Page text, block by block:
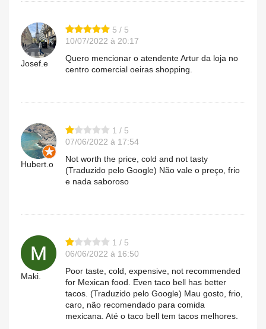
Josef.e
5 / 5
10/07/2022 à 20:17
Quero mencionar o atendente Artur da loja no
centro comercial oeiras shopping.
Hubert.o
1 / 5
07/06/2022 à 17:54
Not worth the price, cold and not tasty
(Traduzido pelo Google) Não vale o preço, frio
e nada saboroso
Maki.
1 / 5
06/06/2022 à 16:50
Poor taste, cold, expensive, not recommended
for Mexican food. Even taco bell has better
tacos. (Traduzido pelo Google) Mau gosto, frio,
caro, não recomendado para comida
mexicana. Até o taco bell tem tacos melhores.